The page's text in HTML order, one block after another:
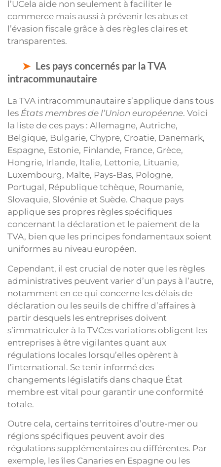
l’UCela aide non seulement à faciliter le
commerce mais aussi à prévenir les abus et
l’évasion fiscale grâce à des règles claires et
transparentes.
Les pays concernés par la TVA
intracommunautaire
La TVA intracommunautaire s’applique dans tous
les États membres de l’Union européenne. Voici
la liste de ces pays : Allemagne, Autriche,
Belgique, Bulgarie, Chypre, Croatie, Danemark,
Espagne, Estonie, Finlande, France, Grèce,
Hongrie, Irlande, Italie, Lettonie, Lituanie,
Luxembourg, Malte, Pays-Bas, Pologne,
Portugal, République tchèque, Roumanie,
Slovaquie, Slovénie et Suède. Chaque pays
applique ses propres règles spécifiques
concernant la déclaration et le paiement de la
TVA, bien que les principes fondamentaux soient
uniformes au niveau européen.
Cependant, il est crucial de noter que les règles
administratives peuvent varier d’un pays à l’autre,
notamment en ce qui concerne les délais de
déclaration ou les seuils de chiffre d’affaires à
partir desquels les entreprises doivent
s’immatriculer à la TVCes variations obligent les
entreprises à être vigilantes quant aux
régulations locales lorsqu’elles opèrent à
l’international. Se tenir informé des
changements législatifs dans chaque État
membre est vital pour garantir une conformité
totale.
Outre cela, certains territoires d’outre-mer ou
régions spécifiques peuvent avoir des
régulations supplémentaires ou différentes. Par
exemple, les îles Canaries en Espagne ou les